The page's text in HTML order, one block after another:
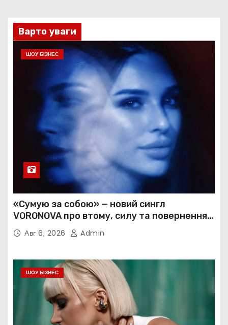
Варто уваги
ШОУ БІЗНЕС
«Сумую за собою» — новий сингл
VORONOVA про втому, силу та повернення
до себе
Авг 6, 2026 Admin
ШОУ БІЗНЕС